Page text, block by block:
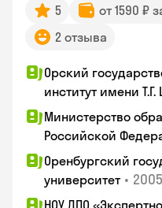
5 от 1590 ₽
2 отзыва
Орский
институт имени
Министерство
Российской
Оренбургский
университет •
НОУ ДПО